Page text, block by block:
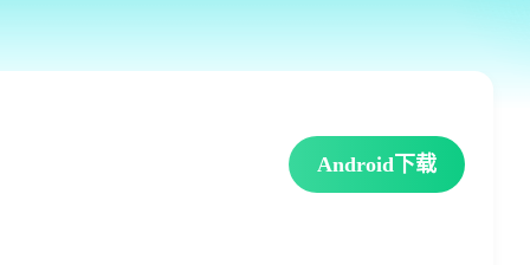
Android下载